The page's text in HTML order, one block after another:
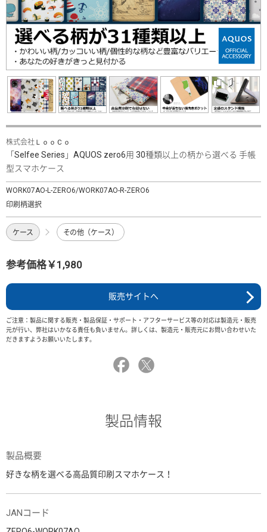
株式会社ＬｏｏＣｏ
「Selfee Series」AQUOS zero6用 30種類以上の柄から選べる 手帳
型スマホケース
WORK07AO-L-ZERO6/WORK07AO-R-ZERO6
印刷柄選択
ケース その他（ケース）
参考価格￥1,980
販売サイトへ
ご注意：製品に関する販売・製品保証・サポート・アフターサービス等の対応は製造元・販売
元が行い、弊社はいかなる責任も負いません。詳しくは、製造元・販売元にお問い合わせいた
だきますようお願いいたします。
製品情報
製品概要
好きな柄を選べる高品質印刷スマホケース！
JANコード